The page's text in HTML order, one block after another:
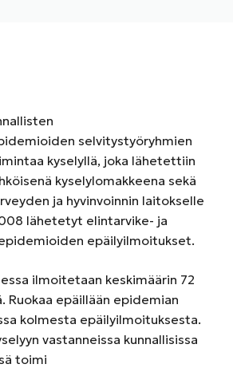
selvitystyöryhmien
kyselyllä, joka lähetettiin
kyselylomakkeena sekä
ja hyvinvoinnin laitokselle
lähetetyt elintarvike- ja
epäilyilmoitukset.
ilmoitetaan keskimäärin 72
Ruokaa epäillään epidemian
kolmesta epäilyilmoituksesta.
vastanneissa kunnallisissa
toimi